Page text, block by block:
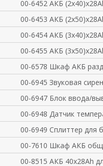
00-6452 АКБ
00-6453 АКБ
00-6454 АКБ
00-6455 АКБ
00-6578 Шкаф АКБ
00-6945 Звуковая
00-6947 Блок ввода/
00-6948 Датчик
00-6949 Сплиттер для
00-7610 Шкаф АКБ
00-8515 АКБ 40x28Ah